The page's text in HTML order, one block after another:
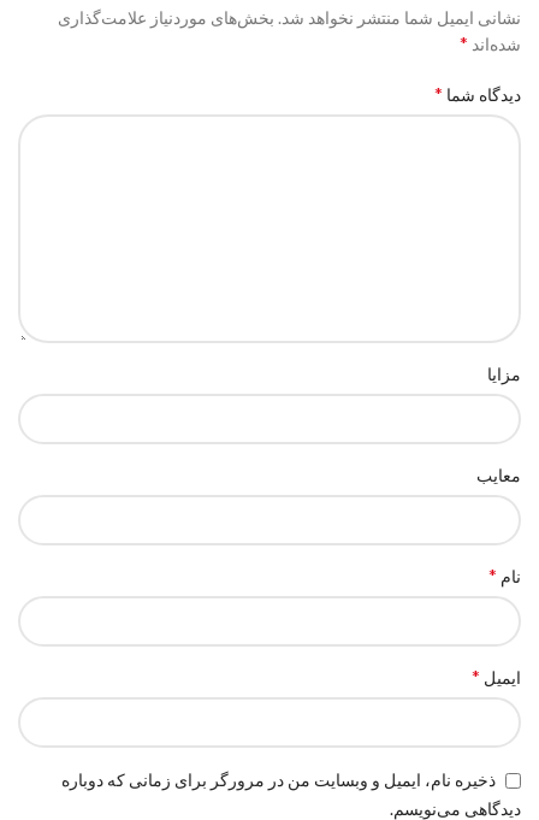
نشانی ایمیل شما منتشر نخواهد شد. بخش‌های موردنیاز علامت‌گذاری
شده‌اند *
دیدگاه شما *
مزایا
معایب
نام *
ایمیل *
ذخیره نام، ایمیل و وبسایت من در مرورگر برای زمانی که دوباره
دیدگاهی می‌نویسم.